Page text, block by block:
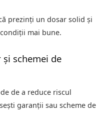
prezinți un dosar solid și
mai bune.
schemei de
de a reduce riscul
garanții sau scheme de